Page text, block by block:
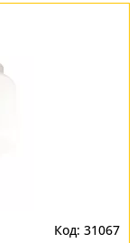
31067